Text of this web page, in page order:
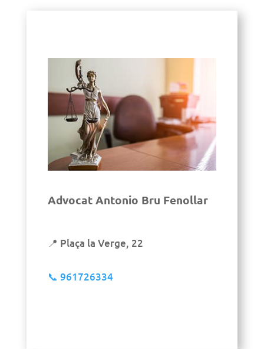
Advocat Antonio Bru Fenollar
📍 Plaça la Verge, 22
📞 961726334